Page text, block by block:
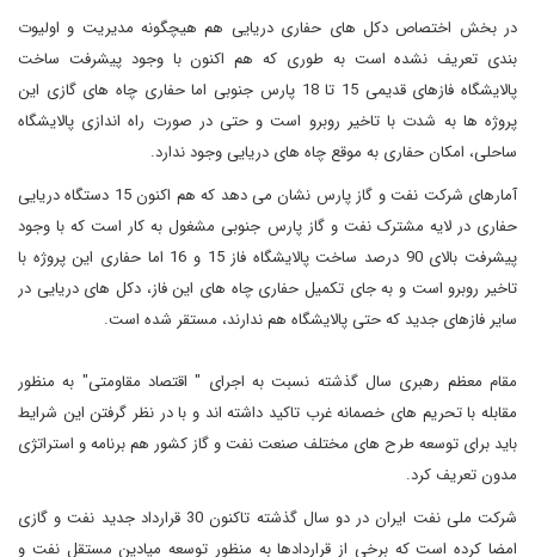
در بخش اختصاص دکل های حفاری دریایی هم هیچگونه مدیریت و اولیوت
بندی تعریف نشده است به طوری که هم اکنون با وجود پیشرفت ساخت
پالایشگاه فازهای قدیمی 15 تا 18 پارس جنوبی اما حفاری چاه های گازی این
پروژه ها به شدت با تاخیر روبرو است و حتی در صورت راه اندازی پالایشگاه
ساحلی، امکان حفاری به موقع چاه های دریایی وجود ندارد.
آمارهای شرکت نفت و گاز پارس نشان می دهد که هم اکنون 15 دستگاه دریایی
حفاری در لایه مشترک نفت و گاز پارس جنوبی مشغول به کار است که با وجود
پیشرفت بالای 90 درصد ساخت پالایشگاه فاز 15 و 16 اما حفاری این پروژه با
تاخیر روبرو است و به جای تکمیل حفاری چاه های این فاز، دکل های دریایی در
سایر فازهای جدید که حتی پالایشگاه هم ندارند، مستقر شده است.
مقام معظم رهبری سال گذشته نسبت به اجرای " اقتصاد مقاومتی" به منظور
مقابله با تحریم های خصمانه غرب تاکید داشته اند و با در نظر گرفتن این شرایط
باید برای توسعه طرح های مختلف صنعت نفت و گاز کشور هم برنامه و استراتژی
مدون تعریف کرد.
شرکت ملی نفت ایران در دو سال گذشته تاکنون 30 قرارداد جدید نفت و گازی
امضا کرده است که برخی از قراردادها به منظور توسعه میادین مستقل نفت و